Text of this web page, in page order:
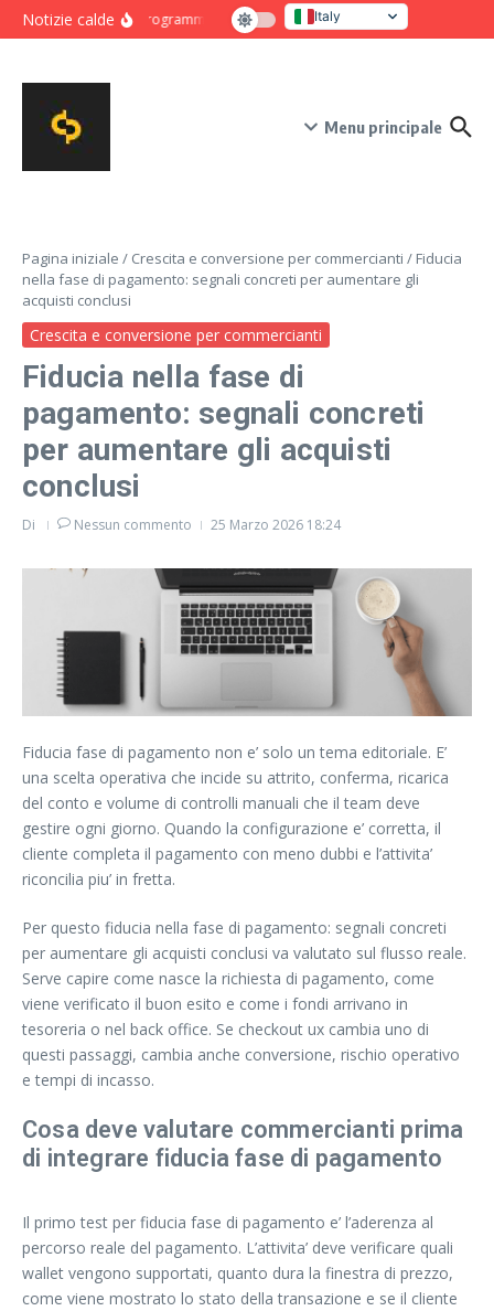
Salta al contenuto
Notizie calde Programma intensivo di novanta giorni per crescita e
Italy
United States
Menu principale
Pagina iniziale / Crescita e conversione per commercianti / Fiducia
nella fase di pagamento: segnali concreti per aumentare gli
acquisti conclusi
Crescita e conversione per commercianti
Fiducia nella fase di
pagamento: segnali concreti
per aumentare gli acquisti
conclusi
Di Nessun commento 25 Marzo 2026 18:24
Fiducia fase di pagamento non e’ solo un tema editoriale. E’
una scelta operativa che incide su attrito, conferma, ricarica
del conto e volume di controlli manuali che il team deve
gestire ogni giorno. Quando la configurazione e’ corretta, il
cliente completa il pagamento con meno dubbi e l’attivita’
riconcilia piu’ in fretta.
Per questo fiducia nella fase di pagamento: segnali concreti
per aumentare gli acquisti conclusi va valutato sul flusso reale.
Serve capire come nasce la richiesta di pagamento, come
viene verificato il buon esito e come i fondi arrivano in
tesoreria o nel back office. Se checkout ux cambia uno di
questi passaggi, cambia anche conversione, rischio operativo
e tempi di incasso.
Cosa deve valutare commercianti prima
di integrare fiducia fase di pagamento
Il primo test per fiducia fase di pagamento e’ l’aderenza al
percorso reale del pagamento. L’attivita’ deve verificare quali
wallet vengono supportati, quanto dura la finestra di prezzo,
come viene mostrato lo stato della transazione e se il cliente